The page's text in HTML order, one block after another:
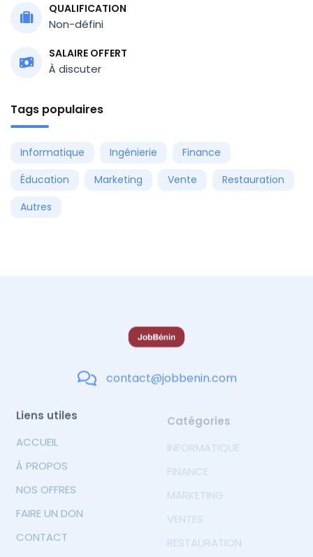
QUALIFICATION
Non-défini
SALAIRE OFFERT
À discuter
Tags populaires
Informatique Ingénierie
Finance
Éducation
Marketing Vente
Restauration
Autres
contact@jobbenin.com
Liens utiles
ACCUEIL
À PROPOS
NOS OFFRES
FAIRE UN DON
CONTACT
Catégories
INFORMATIQUE
FINANCE
MARKETING
VENTES
RESTAURATION